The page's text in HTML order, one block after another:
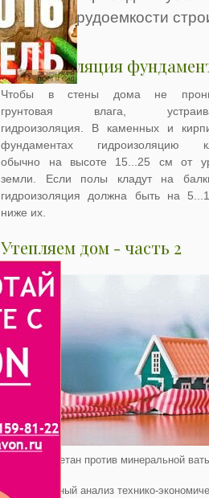
большой трудоемкости
Гидроизоляция
Чтобы в стены дома не
грунтовая влага,
гидроизоляция. В каменных и
фундаментах гидроизоляцию
обычно на высоте 15...25 см от
земли. Если полы кладут на
гидроизоляция должна быть на
ниже их.
Утепляем дом - часть 2
Пенополиуретан против минеральной
Сравнительный анализ технико-